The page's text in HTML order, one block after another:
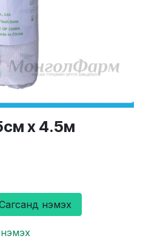
х 4.5м
нэмэх